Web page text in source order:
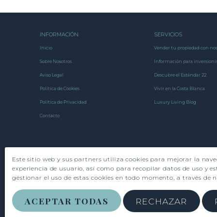
INFORMACIÓN
Inicio
Sobre Nosotros
Aviso Legal
Política de Cookies
Política de Privacidad
Contacto
SERVICIOS
Vender tu propiedad con
Información para
Descubre el Estándar 22
Vivir en la Costa Blanca
Luxury Living Blog
Este sitio web y sus partners utiliza cookies para mejorar la
experiencia de usuario, así como para recopilar datos de uso y
gestionar el uso de estas cookies en todo momento, a través de
ACEPTAR TODAS RECHAZAR